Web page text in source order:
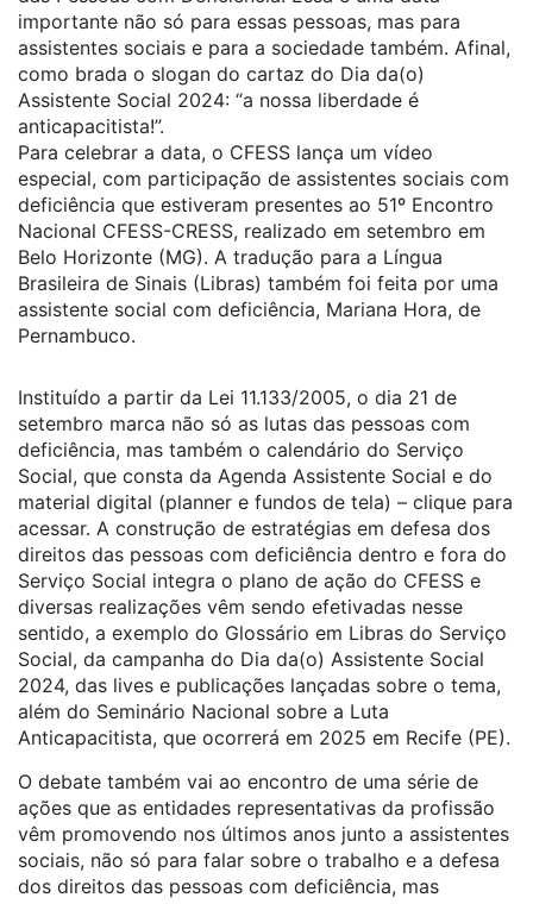
importante não só para essas pessoas, mas para
assistentes sociais e para a sociedade também. Afinal,
como brada o slogan do cartaz do Dia da(o)
Assistente Social 2024: “a nossa liberdade é
anticapacitista!”.
Para celebrar a data, o CFESS lança um vídeo
especial, com participação de assistentes sociais com
deficiência que estiveram presentes ao 51º Encontro
Nacional CFESS-CRESS, realizado em setembro em
Belo Horizonte (MG). A tradução para a Língua
Brasileira de Sinais (Libras) também foi feita por uma
assistente social com deficiência, Mariana Hora, de
Pernambuco.
Instituído a partir da Lei 11.133/2005, o dia 21 de
setembro marca não só as lutas das pessoas com
deficiência, mas também o calendário do Serviço
Social, que consta da Agenda Assistente Social e do
material digital (planner e fundos de tela) – clique para
acessar. A construção de estratégias em defesa dos
direitos das pessoas com deficiência dentro e fora do
Serviço Social integra o plano de ação do CFESS e
diversas realizações vêm sendo efetivadas nesse
sentido, a exemplo do Glossário em Libras do Serviço
Social, da campanha do Dia da(o) Assistente Social
2024, das lives e publicações lançadas sobre o tema,
além do Seminário Nacional sobre a Luta
Anticapacitista, que ocorrerá em 2025 em Recife (PE).
O debate também vai ao encontro de uma série de
ações que as entidades representativas da profissão
vêm promovendo nos últimos anos junto a assistentes
sociais, não só para falar sobre o trabalho e a defesa
dos direitos das pessoas com deficiência, mas